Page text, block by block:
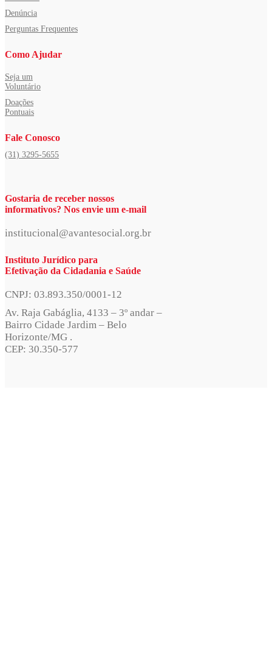
Denúncia
Perguntas Frequentes
Como Ajudar
Seja um
Voluntário
Doações
Pontuais
Fale Conosco
(31) 3295-5655
Gostaria de receber nossos
informativos? Nos envie um e-mail
institucional@avantesocial.org.br
Instituto Jurídico para
Efetivação da Cidadania e Saúde
CNPJ: 03.893.350/0001-12
Av. Raja Gabáglia, 4133 – 3º andar –
Bairro Cidade Jardim – Belo
Horizonte/MG .
CEP: 30.350-577